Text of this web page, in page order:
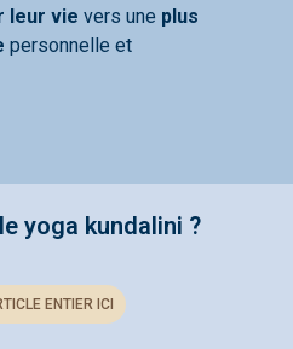
leur vie vers une plus
personnelle et
yoga kundalini ?
ENTIER ICI